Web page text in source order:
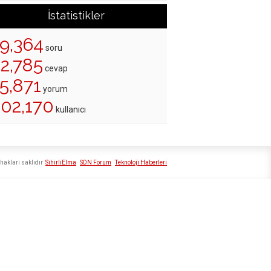
İstatistikler
soru
cevap
yorum
kullanıcı
SihirliElma SDN Forum Teknoloji Haberleri
saklıdır